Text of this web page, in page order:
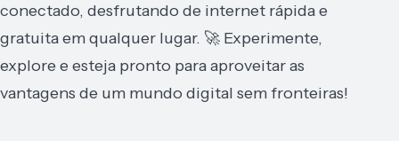
conectado, desfrutando de internet rápida e
gratuita em qualquer lugar. 🚀 Experimente,
explore e esteja pronto para aproveitar as
vantagens de um mundo digital sem fronteiras!